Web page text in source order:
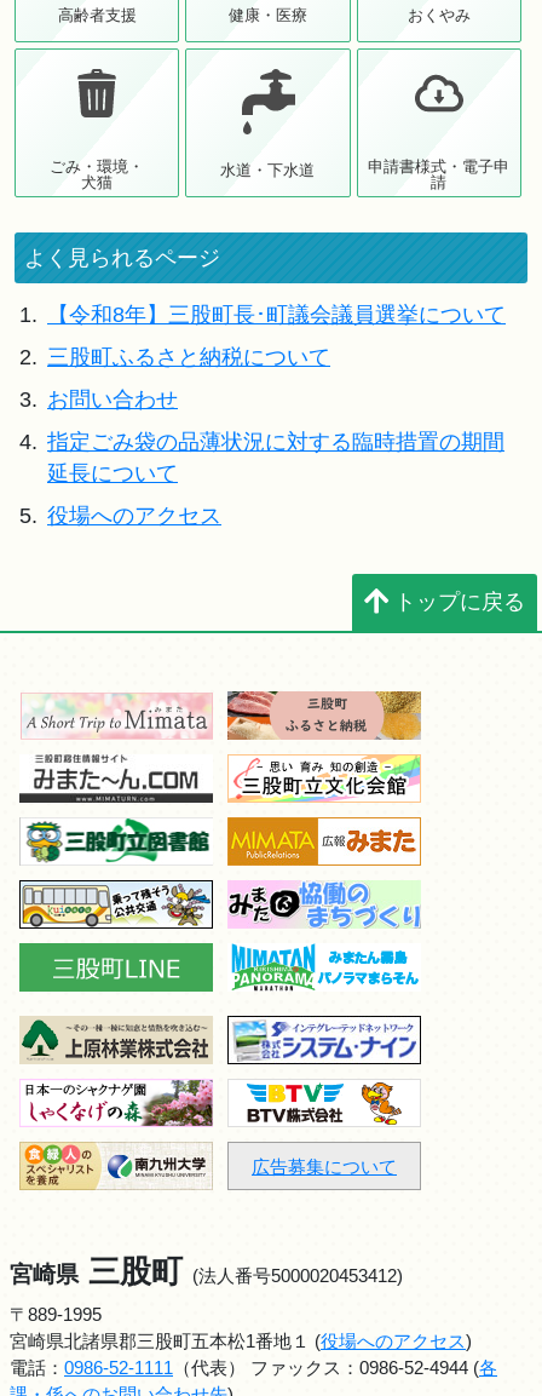
高齢者支援 健康・医療 おくやみ
ごみ・環境・
犬猫
水道・下水道
申請書様式・電子申
請
よく見られるページ
1.
【令和8年】三股町長･町議会議員選挙について
2. 三股町ふるさと納税について
3. お問い合わせ
4. 指定ごみ袋の品薄状況に対する臨時措置の期間
延長について
5. 役場へのアクセス
トップに戻る
広告募集について
宮崎県 三股町 (法人番号5000020453412)
〒889-1995
宮崎県北諸県郡三股町五本松1番地１ (役場へのアクセス)
電話： 0986-52-1111 （代表） ファックス：0986-52-4944 (各